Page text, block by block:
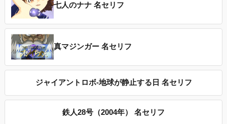
七人のナナ 名セリフ
真マジンガー 名セリフ
ジャイアントロボ-地球が静止する日 名セリフ
鉄人28号（2004年） 名セリフ